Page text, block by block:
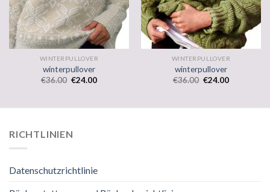
WINTERPULLOVER
winterpullover
€36.00 €24.00
WINTERPULLOVER
winterpullover
€36.00 €24.00
RICHTLINIEN
Datenschutzrichtlinie